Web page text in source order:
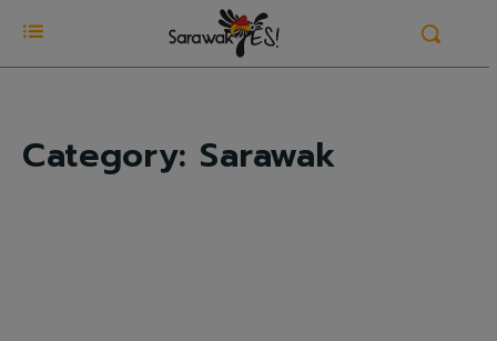
Category: Sarawak